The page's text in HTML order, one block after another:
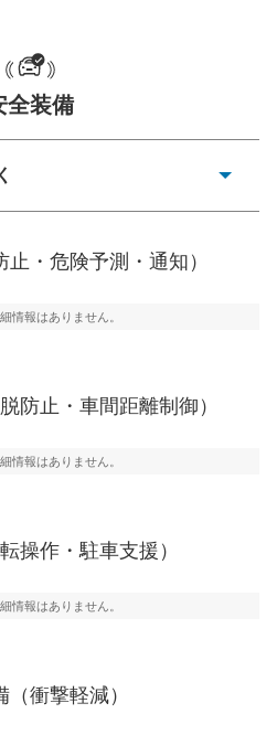
大型車
クラウン、アルファード、フォレ
カD:5 など
全装備
などが装備されています。
らつきを防止するためにレーンキー
イドブラインドモニターなどが装備さ
を受けたときに、運転者・同乗者を守
システム、プリテンショナーシートベ
・危険予測・通知）
情報はありません。
防止・車間距離制御）
情報はありません。
操作・駐車支援）
情報はありません。
（衝撃軽減）